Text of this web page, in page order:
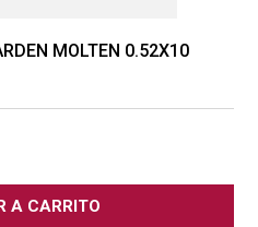
MOLTEN 0.52X10
A CARRITO